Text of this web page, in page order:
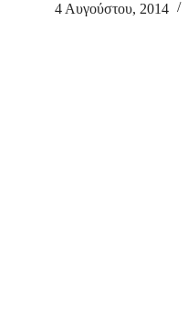
4 Αυγούστου, 2014